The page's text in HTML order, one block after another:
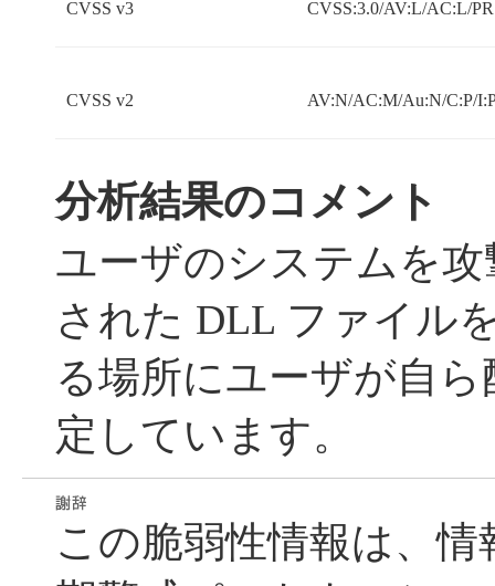
CVSS v3 CVSS:3.0/AV:L/AC:L/
CVSS v2 AV:N/AC:M/Au:N/C:P/
分析結果のコメント
ユーザのシステムを
された DLL ファイル
る場所にユーザが自
定しています。
この脆弱性情報は、